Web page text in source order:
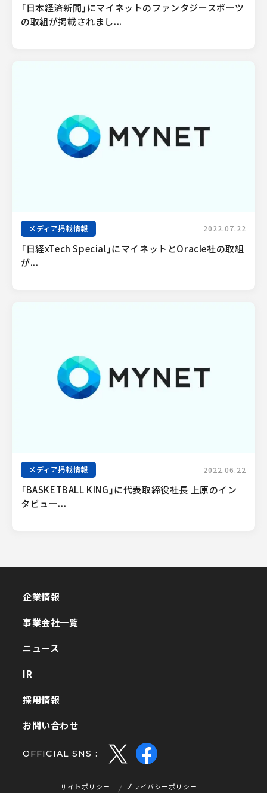
「日本経済新聞」にマイネットのファンタジースポーツ
の取組が掲載されまし...
メディア掲載情報 2022.07.22
「日経xTech Special」にマイネットとOracle社の取組
が...
メディア掲載情報 2022.06.22
「BASKETBALL KING」に代表取締役社長 上原のイン
タビュー...
企業情報
事業会社一覧
ニュース
IR
採用情報
お問い合わせ
OFFICIAL SNS :
サイトポリシー
プライバシーポリシー